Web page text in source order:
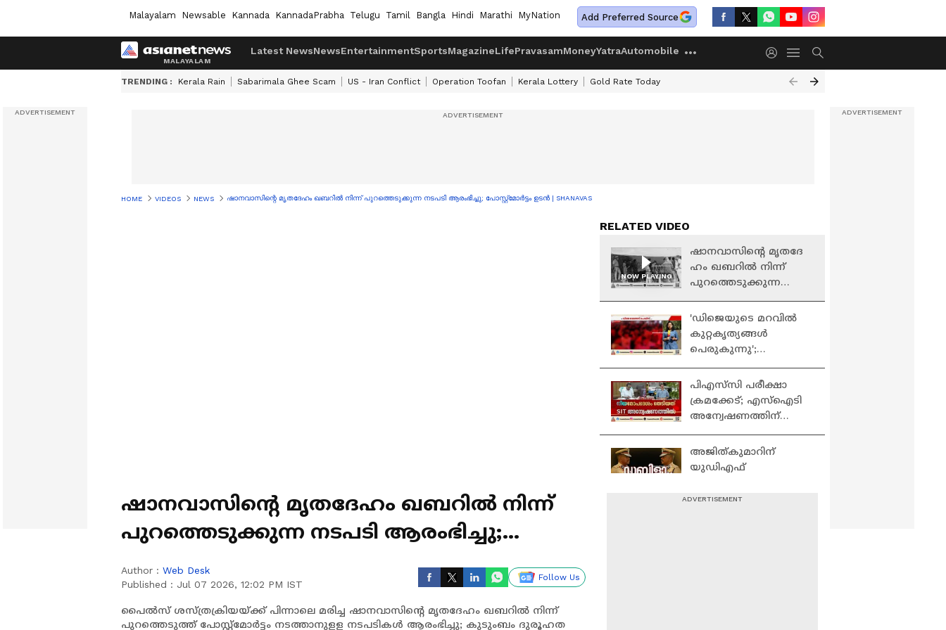
Malayalam Newsable Kannada KannadaPrabha Telugu Tamil Bangla Hindi Marathi MyNation Add Preferred Source
Latest NewsNewsEntertainmentSportsMagazineLifePravasamMoneyYatraAutomobile
TRENDING : Kerala Rain Sabarimala Ghee Scam US - Iran Conflict Operation Toofan Kerala Lottery Gold Rate Today
HOME VIDEOS NEWS ഷാനവാസിന്റെ മൃതദേ​ഹം ഖബറിൽ നിന്ന് പുറത്തെടുക്കുന്ന നടപടി ആരംഭിച്ചു; പോസ്റ്റ്മോർട്ടം ഉടൻ | SHANAVAS
ഷാനവാസിന്റെ മൃതദേ​ഹം ഖബറിൽ നിന്ന്
പുറത്തെടുക്കുന്ന നടപടി ആരംഭിച്ചു;
Author : Web Desk
Published : Jul 07 2026, 12:02 PM IST
Follow Us
പൈൽസ് ശസ്ത്രക്രിയയ്ക്ക് പിന്നാലെ മരിച്ച ഷാനവാസിന്റെ മൃതദേ​ഹം ഖബറിൽ നിന്ന്
പുറത്തെടുത്ത് പോസ്റ്റ്മോർട്ടം നടത്താനുളള നടപടികൾ ആരംഭിച്ചു; കുടുംബം ദുരൂഹത
RELATED VIDEO
NOW PLAYING
ഷാനവാസിന്റെ മൃതദേ​
ഹം ഖബറിൽ നിന്ന്
പുറത്തെടുക്കുന്ന
പോസ്റ്റ്മോർട്ടം ഉടൻ |
'ഡിജെയുടെ മറവിൽ
കുറ്റകൃത്യങ്ങൾ
പെരുകുന്നു';
പാർട്ടികൾക്കെതിരെ
പൊലീസ്| DJ Party
പിഎസ്‍സി പരീക്ഷാ
ക്രമക്കേട്; എസ്ഐടി
അന്വേഷണത്തിന്
നിയമോപദേശം തേടി
സർക്കാർ
അജിത്കുമാറിന്
യുഡിഎഫ്
സംരക്ഷണമോ?;